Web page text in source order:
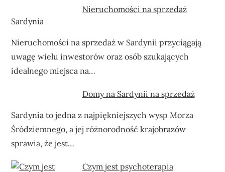
Nieruchomości na sprzedaż
Sardynia
Nieruchomości na sprzedaż w Sardynii przyciągają
uwagę wielu inwestorów oraz osób szukających
idealnego miejsca na…
Domy na Sardynii na sprzedaż
Sardynia to jedna z najpiękniejszych wysp Morza
Śródziemnego, a jej różnorodność krajobrazów
sprawia, że jest…
Czym jest psychoterapia